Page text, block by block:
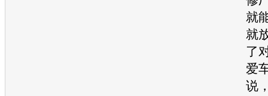
就
就
了
爱
说